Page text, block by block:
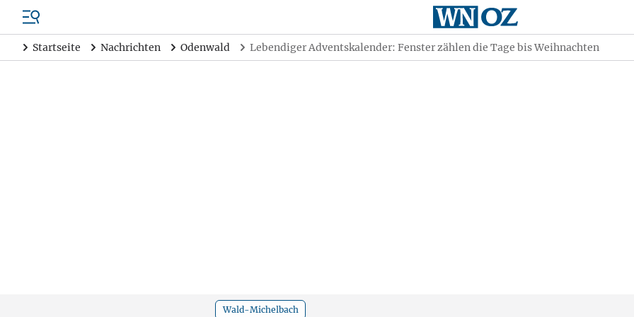
Startseite Nachrichten Odenwald Lebendiger Adventskalender: Fenster zählen die Tage bis Weihnachten
Wald-Michelbach